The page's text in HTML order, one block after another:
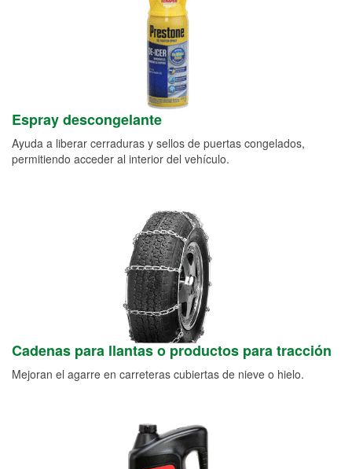
Espray descongelante
Ayuda a liberar cerraduras y sellos de puertas congelados,
permitiendo acceder al interior del vehículo.
Cadenas para llantas o productos para tracción
Mejoran el agarre en carreteras cubiertas de nieve o hielo.